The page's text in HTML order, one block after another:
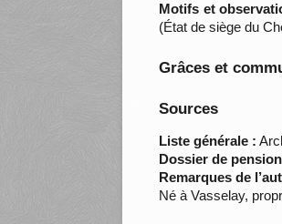
Motifs et
(État de siège du
Grâces et
Sources
Liste générale :
Dossier de pension
Remarques de
Né à Vasselay,